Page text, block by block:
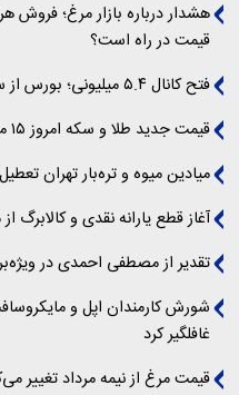
قیمت در راه است؟
فتح کانال ۵.۴ میلیونی؛ بورس از سد مقاومت کلیدی عبور کرد
قیمت جدید طلا و سکه امروز ۱۵ مردادماه ۱۴۰۵
میادین میوه و تره‌بار تهران
آغاز قطع یارانه نقدی و کالابرگ از
تقدیر از مصطفی احمدی در
شورش کارمندان اپل و
غافلگیر کرد
قیمت مرغ از نیمه مرداد تغییر